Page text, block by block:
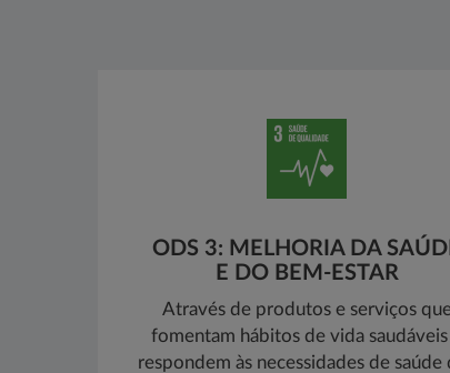
ODS 3: MELHORIA DA
E DO BEM-ESTAR
Através de produtos e serviços
fomentam hábitos de vida
respondem às necessidades de saúde